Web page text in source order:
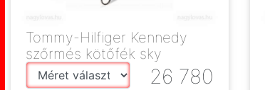
Tommy-Hilfiger Kennedy
szőrmés kötőfék sky
26 780